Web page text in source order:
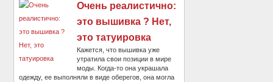
Очень реалистично:
это вышивка ? Нет,
это татуировка
Кажется, что вышивка уже
утратила свои позиции в мире
моды. Когда-то она украшала
одежду, ее выполняли в виде оберегов, она могла